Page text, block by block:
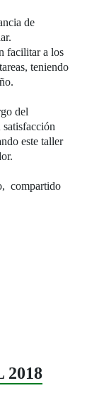
de
facilitar a los
teniendo
del
este taller
compartido
2018